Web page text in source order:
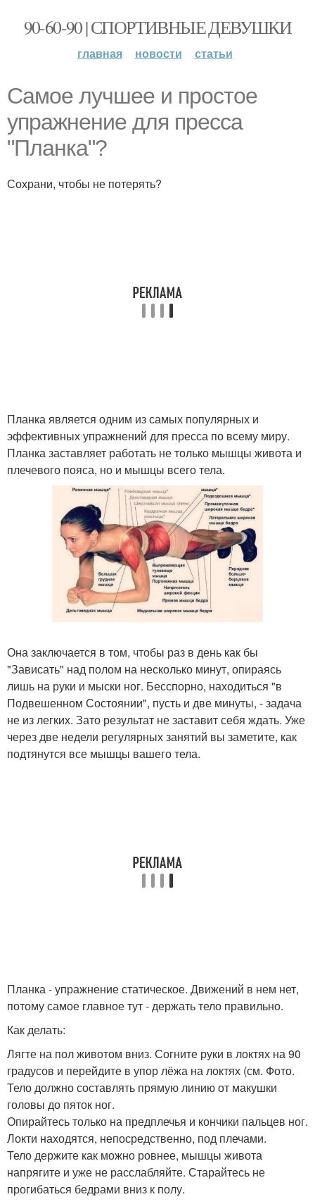
90-60-90 | СПОРТИВНЫЕ ДЕВУШКИ
главная новости статьи
Самое лучшее и простое
упражнение для пресса
"Планка"?
Сохрани, чтобы не потерять?
Планка является одним из самых популярных и
эффективных упражнений для пресса по всему миру.
Планка заставляет работать не только мышцы живота и
плечевого пояса, но и мышцы всего тела.
Она заключается в том, чтобы раз в день как бы
"Зависать" над полом на несколько минут, опираясь
лишь на руки и мыски ног. Бесспорно, находиться "в
Подвешенном Состоянии", пусть и две минуты, - задача
не из легких. Зато результат не заставит себя ждать. Уже
через две недели регулярных занятий вы заметите, как
подтянутся все мышцы вашего тела.
Планка - упражнение статическое. Движений в нем нет,
потому самое главное тут - держать тело правильно.
Как делать:
Лягте на пол животом вниз. Согните руки в локтях на 90
градусов и перейдите в упор лёжа на локтях (см. Фото.
Тело должно составлять прямую линию от макушки
головы до пяток ног.
Опирайтесь только на предплечья и кончики пальцев ног.
Локти находятся, непосредственно, под плечами.
Тело держите как можно ровнее, мышцы живота
напрягите и уже не расслабляйте. Старайтесь не
прогибаться бедрами вниз к полу.